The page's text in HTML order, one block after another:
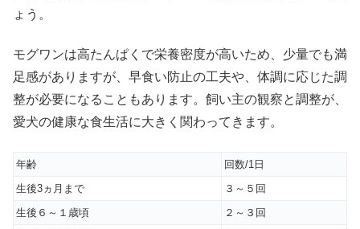
ょう。
モグワンは高たんぱくで栄養密度が高いため、少量でも満
足感がありますが、早食い防止の工夫や、体調に応じた調
整が必要になることもあります。飼い主の観察と調整が、
愛犬の健康な食生活に大きく関わってきます。
年齢
回数/1日
生後3ヵ月まで
３～５回
生後６～１歳頃
２～３回